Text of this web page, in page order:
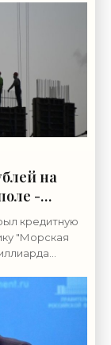
на
-
кредитную
"Морская